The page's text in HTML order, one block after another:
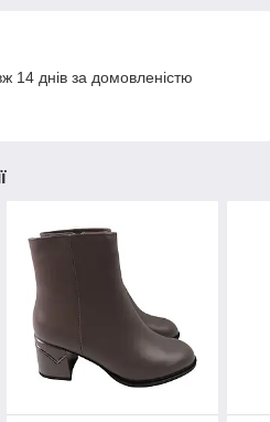
14 днів за домовленістю